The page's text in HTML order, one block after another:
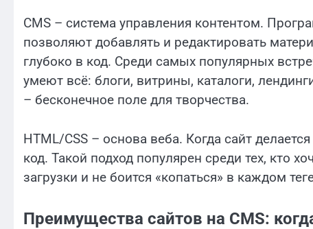
CMS – система управления контентом.
позволяют добавлять и редактировать
глубоко в код. Среди самых популярных
умеют всё: блоги, витрины, каталоги,
– бесконечное поле для творчества.
HTML/CSS – основа веба. Когда сайт
код. Такой подход популярен среди тех, кто
загрузки и не боится «копаться» в каждом
Преимущества сайтов на CMS: